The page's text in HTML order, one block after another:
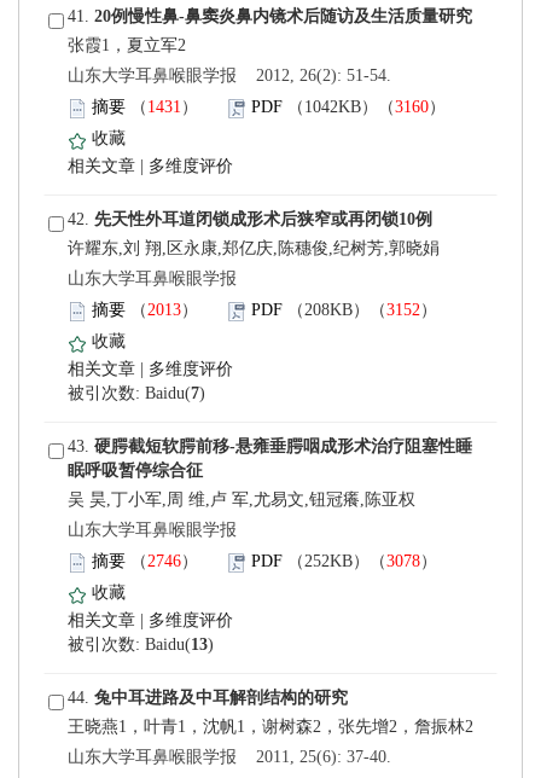
41.
山东大学耳鼻喉眼学报 2012, 26(2): 51-54.
）
）
42.
许耀东,刘 翔,区永康,郑亿庆,陈穗俊,纪树芳,郭晓娟
山东大学耳鼻喉眼学报
）
）
)
43.
吴 昊,丁小军,周 维,卢 军,尤易文,钮冠癢,陈亚权
山东大学耳鼻喉眼学报
）
）
)
44.
山东大学耳鼻喉眼学报 2011, 25(6): 37-40.